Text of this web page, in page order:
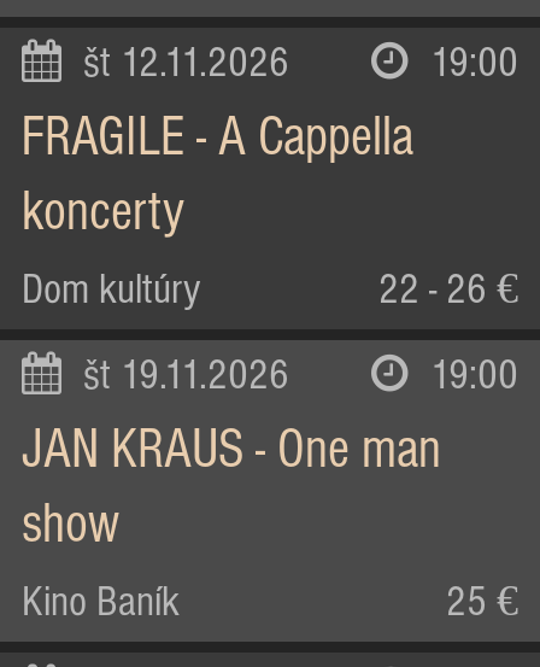
št 12.11.2026 19:00
FRAGILE - A Cappella
koncerty
Dom kultúry 22 - 26 €
št 19.11.2026 19:00
JAN KRAUS - One man
show
Kino Baník 25 €